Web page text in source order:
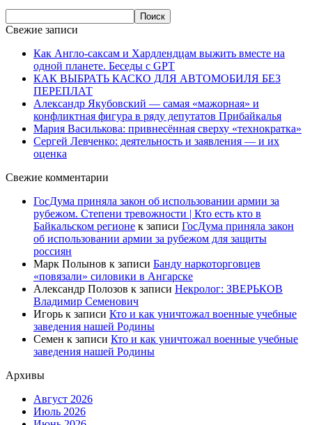
Свежие записи
Как Англо-саксам и Хардлендцам выжить вместе на
одной планете. Беседы с GPT
КАК ВЫБРАТЬ КАСКО ДЛЯ АВТОМОБИЛЯ БЕЗ
ПЕРЕПЛАТ
Александр Якубовский — самая «мажорная» и
конфликтная фигура в ряду депутатов Прибайкалья
Мария Василькова: привнесённая сверху «технократка»
Сергей Левченко: деятельность и заявления — и их
оценка
Свежие комментарии
ГосДума приняла закон об использовании армии за
рубежом. Степени тревожности | Кто есть кто в
Байкальском регионе к записи ГосДума приняла закон
об использовании армии за рубежом для защиты
россиян
Марк Полынов к записи Банду наркоторговцев
«повязали» силовики в Ангарске
Александр Полозов к записи Некролог: ЗВЕРЬКОВ
Владимир Семенович
Игорь к записи Кто и как уничтожал военные учебные
заведения нашей Родины
Семен к записи Кто и как уничтожал военные учебные
заведения нашей Родины
Архивы
Август 2026
Июль 2026